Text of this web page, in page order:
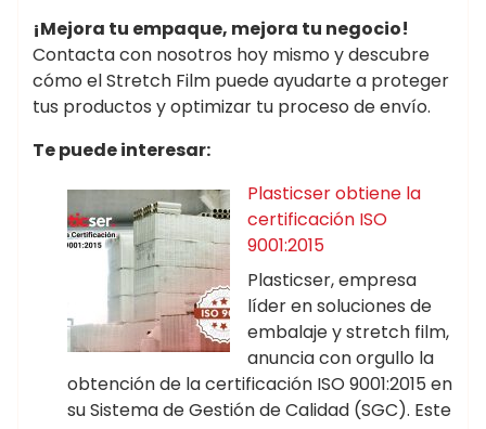
¡Mejora tu empaque, mejora tu negocio!
Contacta con nosotros hoy mismo y descubre
cómo el Stretch Film puede ayudarte a proteger
tus productos y optimizar tu proceso de envío.
Te puede interesar:
Plasticser obtiene la
certificación ISO
9001:2015
Plasticser, empresa
líder en soluciones de
embalaje y stretch film,
anuncia con orgullo la
obtención de la certificación ISO 9001:2015 en
su Sistema de Gestión de Calidad (SGC). Este